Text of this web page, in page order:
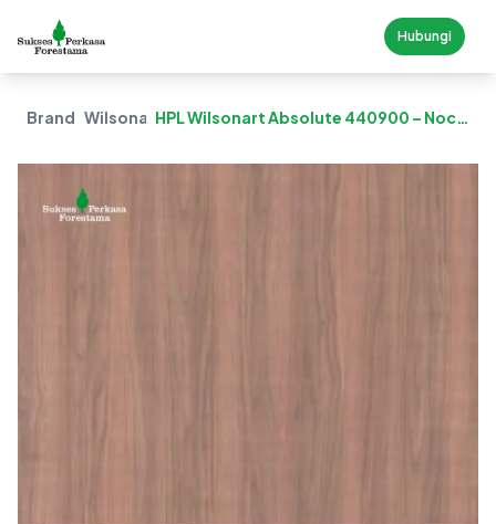
Hubungi
Brand WilsonartHPL Wilsonart Absolute 440900 – Noce